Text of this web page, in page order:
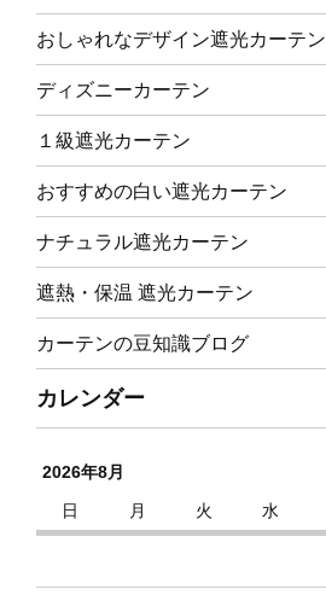
おしゃれなデザイン遮光カーテン
ディズニーカーテン
１級遮光カーテン
おすすめの白い遮光カーテン
ナチュラル遮光カーテン
遮熱・保温 遮光カーテン
カーテンの豆知識ブログ
カレンダー
2026年8月
日
月 火 水